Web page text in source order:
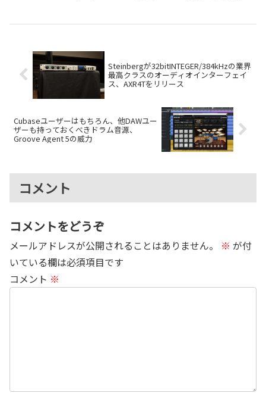
した。登壇者は、TR-808や909の
日、そのファウンダー（創業者）
Steinbergが32bitINTEGER/384kHzの業界
最高クラスのオーディオインターフェイ
ス、AXR4Tをリリース
Cubaseユーザーはもちろん、他DAWユー
ザーも持っておくべきドラム音源、
Groove Agent 5の威力
コメント
コメントをどうぞ
メールアドレスが公開されることはありません。 ※ が付
いている欄は必須項目です
コメント ※